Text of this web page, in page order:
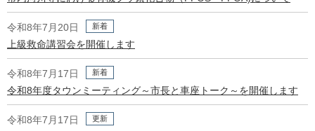
令和8年7月20日 新着
上級救命講習会を開催します
令和8年7月17日 新着
令和8年度タウンミーティング～市長と車座トーク～を開催します
令和8年7月17日 更新